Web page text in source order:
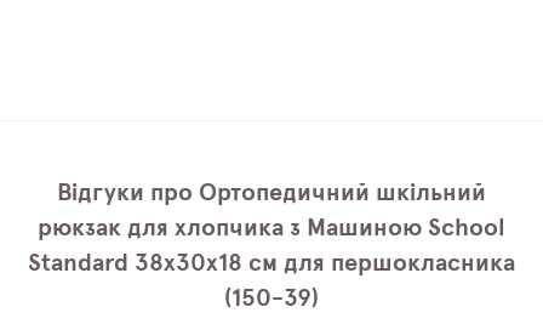
Відгуки про Ортопедичний шкільний
рюкзак для хлопчика з Машиною School
Standard 38х30х18 см для першокласника
(150-39)